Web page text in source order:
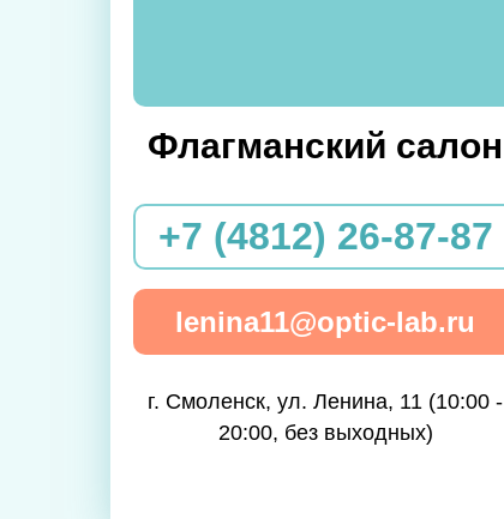
г. Смоленск, ул. Ленина, 11 (10:00 -
20:00, без выходных)
Флагманский салон
+7 (4812) 26-87-87
lenina11@optic-lab.ru